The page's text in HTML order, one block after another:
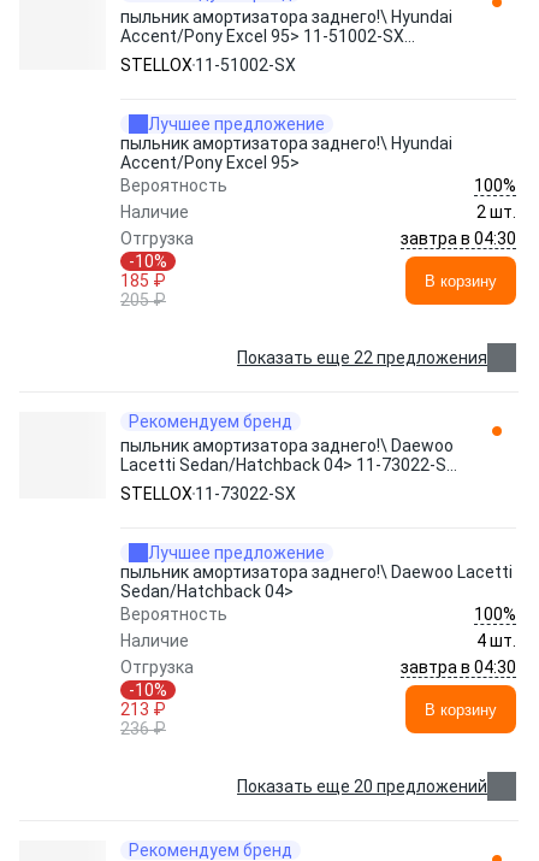
пыльник амортизатора заднего!\ Hyundai
Accent/Pony Excel 95> 11-51002-SX
STELLOX
STELLOX 11-51002-SX
Лучшее предложение
пыльник амортизатора заднего!\ Hyundai
Accent/Pony Excel 95>
Вероятность
100%
Наличие
2 шт.
Отгрузка
завтра в 04:30
-10%
185 ₽
205 ₽
В корзину
Показать еще 22 предложения
Рекомендуем бренд
пыльник амортизатора заднего!\ Daewoo
Lacetti Sedan/Hatchback 04> 11-73022-SX
STELLOX
STELLOX 11-73022-SX
Лучшее предложение
пыльник амортизатора заднего!\ Daewoo Lacetti
Sedan/Hatchback 04>
Вероятность
100%
Наличие
4 шт.
Отгрузка
завтра в 04:30
-10%
213 ₽
236 ₽
В корзину
Показать еще 20 предложений
Рекомендуем бренд